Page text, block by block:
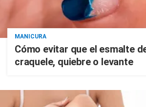
MANICURA
Cómo evitar que el esmalte
craquele, quiebre o levante